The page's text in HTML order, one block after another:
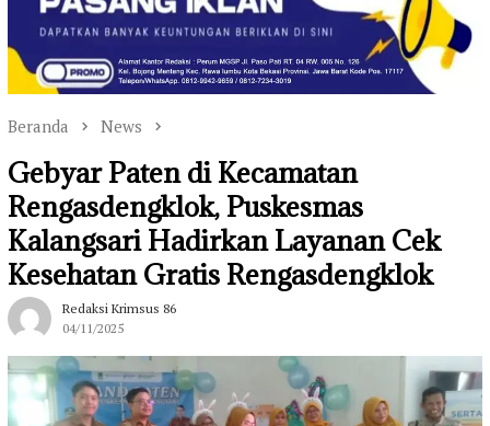
Beranda News
Gebyar Paten di Kecamatan
Rengasdengklok, Puskesmas
Kalangsari Hadirkan Layanan Cek
Kesehatan Gratis Rengasdengklok
Redaksi Krimsus 86
04/11/2025